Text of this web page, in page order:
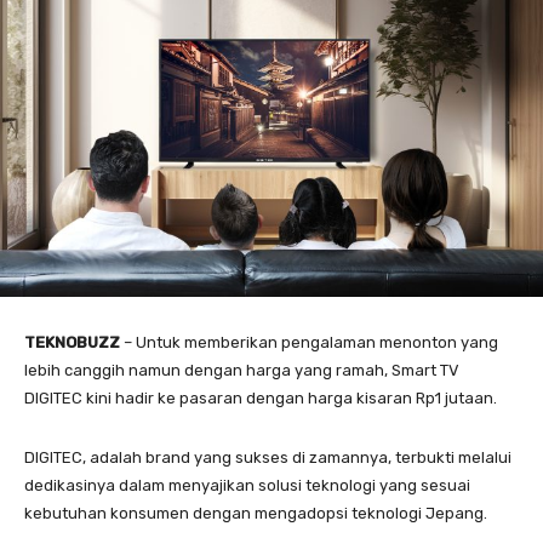
TEKNOBUZZ – Untuk memberikan pengalaman menonton yang
lebih canggih namun dengan harga yang ramah, Smart TV
DIGITEC kini hadir ke pasaran dengan harga kisaran Rp1 jutaan.
DIGITEC, adalah brand yang sukses di zamannya, terbukti melalui
dedikasinya dalam menyajikan solusi teknologi yang sesuai
kebutuhan konsumen dengan mengadopsi teknologi Jepang.